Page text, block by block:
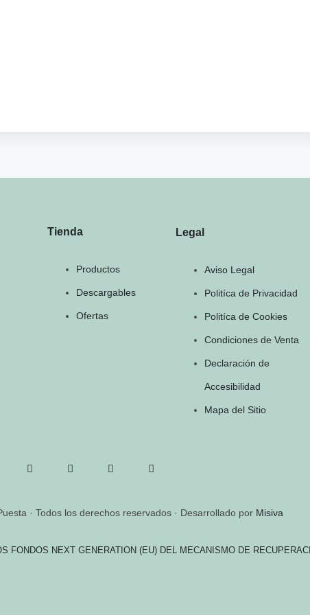
Tienda
Productos
Descargables
Ofertas
Legal
Aviso Legal
Politíca de Privacidad
Politíca de Cookies
Condiciones de Venta
Declaración de
Accesibilidad
Mapa del Sitio
· Todos los derechos reservados · Desarrollado por Misiva
FONDOS NEXT GENERATION (EU) DEL MECANISMO DE